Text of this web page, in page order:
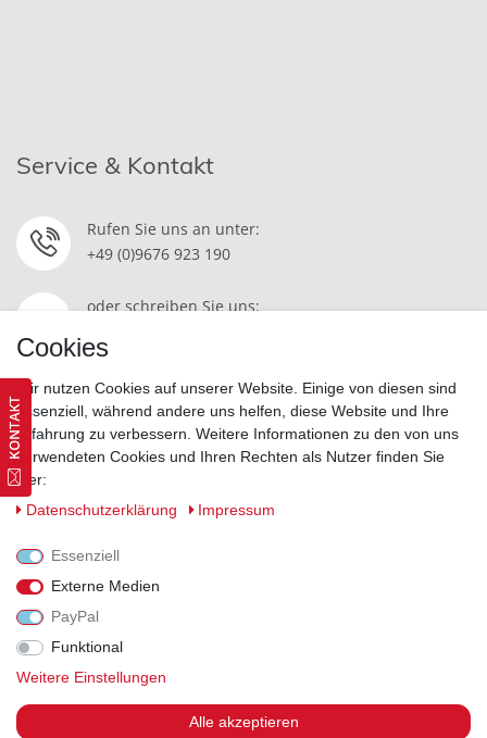
Service & Kontakt
Rufen Sie uns an unter:
+49 (0)9676 923 190
oder schreiben Sie uns:
Widerrufsrecht | Datenschutzerklärung | AGB | Impressum
Cookies
Wir nutzen Cookies auf unserer Website. Einige von diesen sind
essenziell, während andere uns helfen, diese Website und Ihre
Erfahrung zu verbessern. Weitere Informationen zu den von uns
verwendeten Cookies und Ihren Rechten als Nutzer finden Sie
hier:
Daten­schutz­erklärung
Impressum
Essenziell
Externe Medien
PayPal
Funktional
Weitere Einstellungen
Alle akzeptieren